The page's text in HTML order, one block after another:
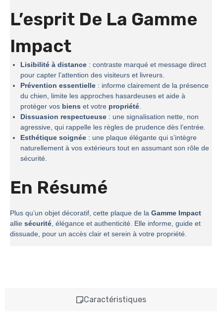
Caractéristiques
L’esprit De La Gamme
Impact
Lisibilité à distance : contraste marqué et message direct
pour capter l’attention des visiteurs et livreurs.
Prévention essentielle : informe clairement de la présence
du chien, limite les approches hasardeuses et aide à
protéger vos biens et votre propriété.
Dissuasion respectueuse : une signalisation nette, non
agressive, qui rappelle les règles de prudence dès l’entrée.
Esthétique soignée : une plaque élégante qui s’intègre
naturellement à vos extérieurs tout en assumant son rôle de
sécurité.
En Résumé
Plus qu’un objet décoratif, cette plaque de la Gamme Impact
allie sécurité, élégance et authenticité. Elle informe, guide et
dissuade, pour un accès clair et serein à votre propriété.